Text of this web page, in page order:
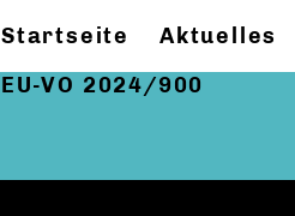
Startseite Aktuelles
EU-VO 2024/900